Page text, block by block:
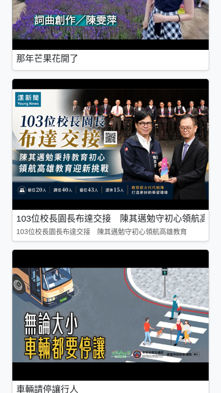
那年芒果花開了
103位校長園長布達交接 陳其邁勉守初心領航高雄
103位校長園長布達交接 陳其邁勉守初心領航高雄教育
車輛請停讓行人